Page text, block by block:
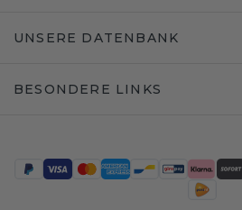
UNSERE DATENBANK
BESONDERE LINKS